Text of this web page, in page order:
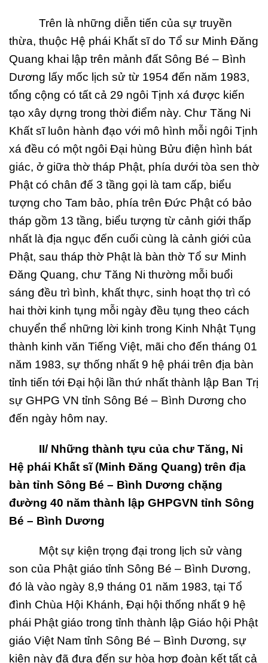
Trên là những diễn tiến của sự truyền
thừa, thuộc Hệ phái Khất sĩ do Tổ sư Minh Đăng
Quang khai lập trên mảnh đất Sông Bé – Bình
Dương lấy mốc lịch sử từ 1954 đến năm 1983,
tổng cộng có tất cả 29 ngôi Tịnh xá được kiến
tạo xây dựng trong thời điểm này. Chư Tăng Ni
Khất sĩ luôn hành đạo với mô hình mỗi ngôi Tịnh
xá đều có một ngôi Đại hùng Bửu điện hình bát
giác, ở giữa thờ tháp Phật, phía dưới tòa sen thờ
Phật có chân đế 3 tầng gọi là tam cấp, biểu
tượng cho Tam bảo, phía trên Đức Phật có bảo
tháp gồm 13 tầng, biểu tượng từ cảnh giới thấp
nhất là địa ngục đến cuối cùng là cảnh giới của
Phật, sau tháp thờ Phật là bàn thờ Tổ sư Minh
Đăng Quang, chư Tăng Ni thường mỗi buổi
sáng đều trì bình, khất thực, sinh hoạt thọ trì có
hai thời kinh tụng mỗi ngày đều tụng theo cách
chuyển thể những lời kinh trong Kinh Nhật Tụng
thành kinh văn Tiếng Việt, mãi cho đến tháng 01
năm 1983, sự thống nhất 9 hệ phái trên địa bàn
tỉnh tiến tới Đại hội lần thứ nhất thành lập Ban Trị
sự GHPG VN tỉnh Sông Bé – Bình Dương cho
đến ngày hôm nay.
II/ Những thành tựu của chư Tăng, Ni
Hệ phái Khất sĩ (Minh Đăng Quang) trên địa
bàn tỉnh Sông Bé – Bình Dương chặng
đường 40 năm thành lập GHPGVN tỉnh Sông
Bé – Bình Dương
Một sự kiện trọng đại trong lịch sử vàng
son của Phật giáo tỉnh Sông Bé – Bình Dương,
đó là vào ngày 8,9 tháng 01 năm 1983, tại Tổ
đình Chùa Hội Khánh, Đại hội thống nhất 9 hệ
phái Phật giáo trong tỉnh thành lập Giáo hội Phật
giáo Việt Nam tỉnh Sông Bé – Bình Dương, sự
kiện này đã đưa đến sự hòa hợp đoàn kết tất cả